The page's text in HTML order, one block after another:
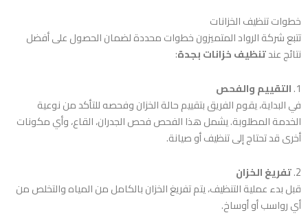
خطوات تنظيف الخزانات
تتبع شركة الرواد المتميزون خطوات محددة لضمان الحصول على أفضل
نتائج عندتنظيف خزانات بجدة:
1. التقييم والفحص
في البداية، يقوم الفريق بتقييم حالة الخزان وفحصه للتأكد من نوعية
الخدمة المطلوبة. يشمل هذا الفحص فحص الجدران، القاع، وأي مكونات
أخرى قد تحتاج إلى تنظيف أو صيانة.
2. تفريغ الخزان
قبل بدء عملية التنظيف، يتم تفريغ الخزان بالكامل من المياه والتخلص من
أي رواسب أو أوساخ.